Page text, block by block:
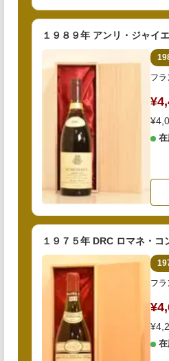
１９８９年 アンリ・ジャイ
フ
１９７５年 DRC ロマネ・コ
フ